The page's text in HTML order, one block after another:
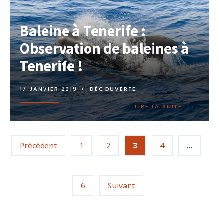
Baleine à Tenerife :
Observation de baleines à
Tenerife !
17 JANVIER 2019 • DÉCOUVERTE
LIRE LA SUITE →
Précédent 1 2 3 4 …
6 Suivant